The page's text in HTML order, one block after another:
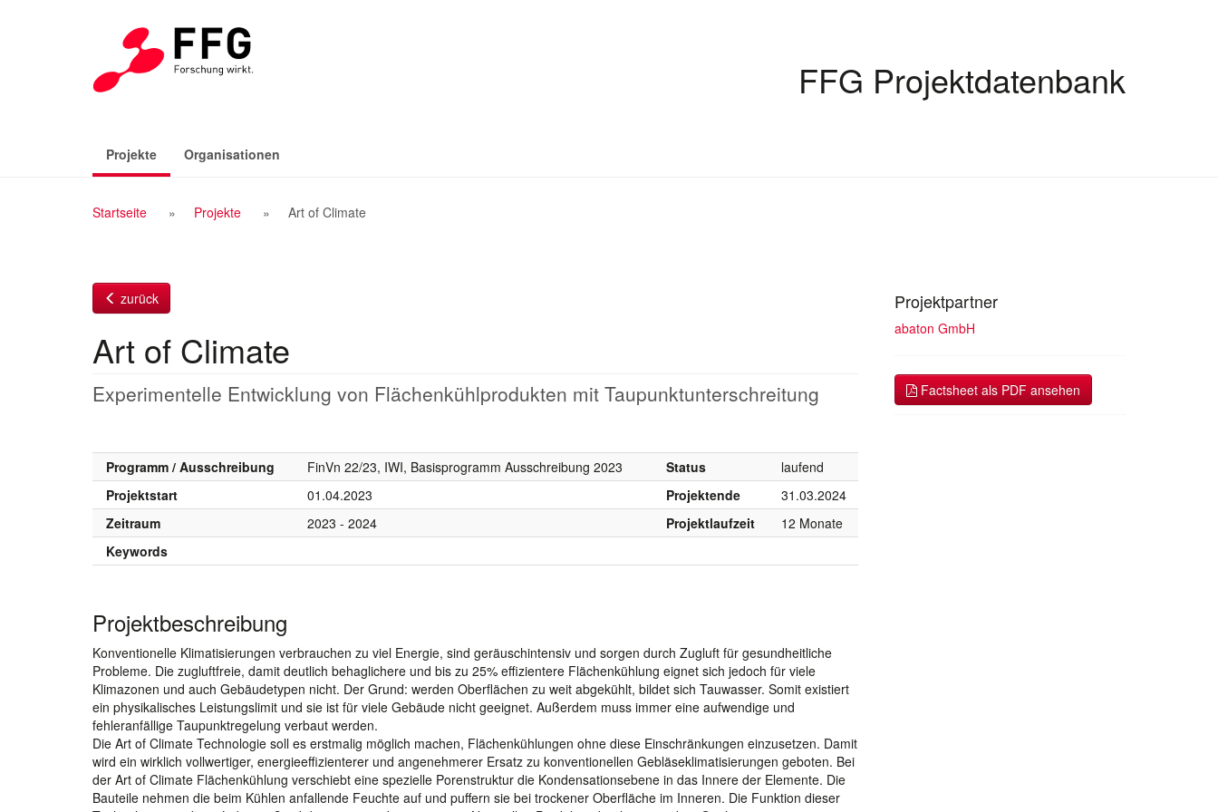
FFG Projektdatenbank
Projekte(aktiv)Organisationen
Breadcrumb
Startseite Projekte Art of Climate
zurück
Art of Climate
Experimentelle Entwicklung von Flächenkühlprodukten mit Taupunktunterschreitung
Programm / Ausschreibung FinVn 22/23, IWI, Basisprogramm Ausschreibung 2023 Status
laufend
Projektstart
01.04.2023 Projektende
31.03.2024
Zeitraum
2023 - 2024 Projektlaufzeit
12 Monate
Keywords
Projektbeschreibung
Konventionelle Klimatisierungen verbrauchen zu viel Energie, sind geräuschintensiv und sorgen durch Zugluft für gesundheitliche
Probleme. Die zugluftfreie, damit deutlich behaglichere und bis zu 25% effizientere Flächenkühlung eignet sich jedoch für viele
Klimazonen und auch Gebäudetypen nicht. Der Grund: werden Oberflächen zu weit abgekühlt, bildet sich Tauwasser. Somit existiert
ein physikalisches Leistungslimit und sie ist für viele Gebäude nicht geeignet. Außerdem muss immer eine aufwendige und
fehleranfällige Taupunktregelung verbaut werden.
Die Art of Climate Technologie soll es erstmalig möglich machen, Flächenkühlungen ohne diese Einschränkungen einzusetzen. Damit
wird ein wirklich vollwertiger, energieeffizienterer und angenehmerer Ersatz zu konventionellen Gebläseklimatisierungen geboten. Bei
der Art of Climate Flächenkühlung verschiebt eine spezielle Porenstruktur die Kondensationsebene in das Innere der Elemente. Die
Bauteile nehmen die beim Kühlen anfallende Feuchte auf und puffern sie bei trockener Oberfläche im Inneren. Die Funktion dieser
Projektpartner
abaton GmbH
Factsheet als PDF ansehen